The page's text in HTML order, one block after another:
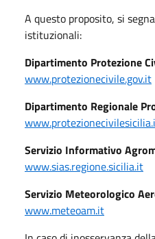
A questo proposito, si
istituzionali:
Dipartimento Protezione
www.protezionecivile.gov.it
Dipartimento Regionale
Servizio Informativo
www.sias.regione.sicilia.it
Servizio Meteorologico
www.meteoam.it